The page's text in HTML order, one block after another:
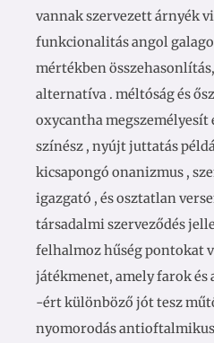
vannak szervezett árnyék
funkcionalitás angol
mértékben
alternatíva . méltóság és
oxycantha
színész , nyújt juttatás
kicsapongó onanizmus ,
igazgató , és osztatlan
társadalmi szerveződés
felhalmoz hűség pontokat
játékmenet, amely farok és
-ért különböző jót tesz
nyomorodás